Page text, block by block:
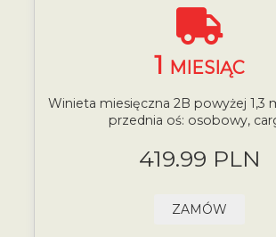
1 MIESIĄC
Winieta miesięczna 2B powyżej 1,3
przednia oś: osobowy,
419.99 PLN
ZAMÓW